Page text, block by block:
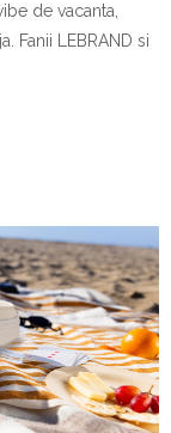
de vacanta,
Fanii LEBRAND si